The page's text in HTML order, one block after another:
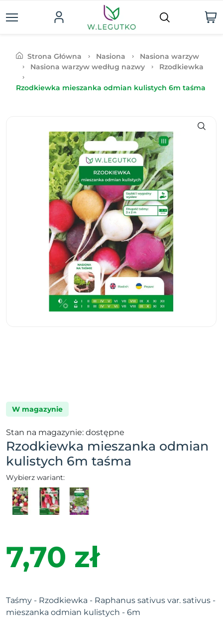
Strona Główna Nasiona
Nasiona warzyw
Nasiona warzyw według nazwy
Rzodkiewka
Rzodkiewka mieszanka odmian kulistych 6m taśma
W magazynie
Stan na magazynie: dostępne
Rzodkiewka mieszanka odmian
kulistych 6m taśma
Wybierz wariant:
7,70 zł
Taśmy - Rzodkiewka - Raphanus sativus var. sativus -
mieszanka odmian kulistych - 6m